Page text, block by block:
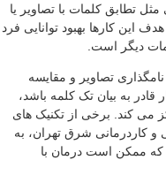
تطابق کلمات با تصاویر یا
کارها بهبود توانایی فرد
دیگر است.
تصاویر و مقایسه
به بیان تک کلمه باشد،
می کند. برخی از تکنیک های
کاردرمانی شرق تهران، به
ممکن است درمان با